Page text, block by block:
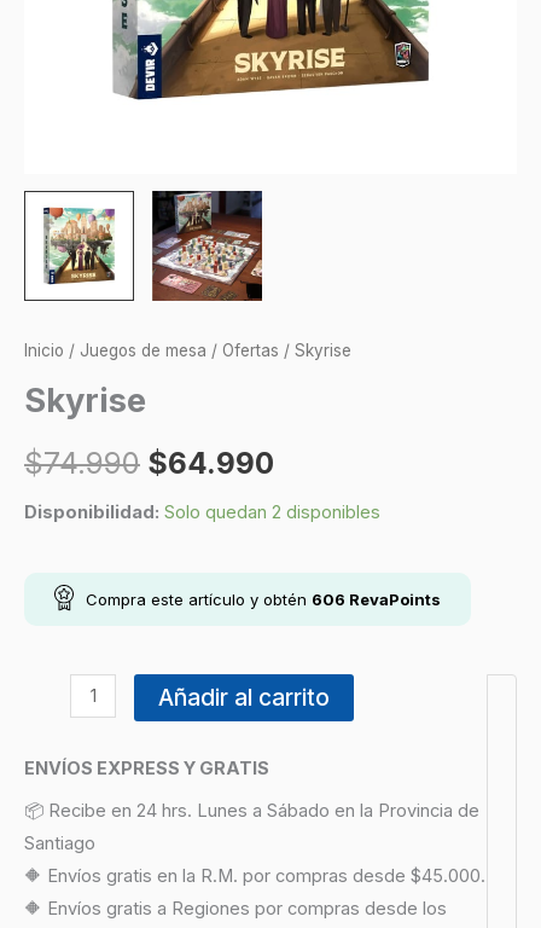
Inicio / Juegos de mesa / Ofertas / Skyrise
Skyrise
$74.990 $64.990
Disponibilidad: Solo quedan 2 disponibles
Compra este artículo y obtén 606 RevaPoints
Añadir al carrito
ENVÍOS EXPRESS Y GRATIS
📦 Recibe en 24 hrs. Lunes a Sábado en la Provincia de
Santiago
🔶 Envíos gratis en la R.M. por compras desde $45.000.
🔶 Envíos gratis a Regiones por compras desde los